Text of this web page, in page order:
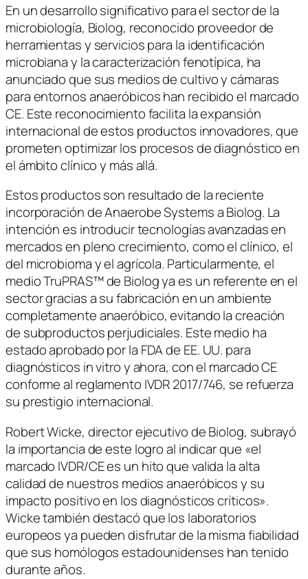
En un desarrollo significativo para el sector de la
microbiología, Biolog, reconocido proveedor de
herramientas y servicios para la identificación
microbiana y la caracterización fenotípica, ha
anunciado que sus medios de cultivo y cámaras
para entornos anaeróbicos han recibido el marcado
CE. Este reconocimiento facilita la expansión
internacional de estos productos innovadores, que
prometen optimizar los procesos de diagnóstico en
el ámbito clínico y más allá.
Estos productos son resultado de la reciente
incorporación de Anaerobe Systems a Biolog. La
intención es introducir tecnologías avanzadas en
mercados en pleno crecimiento, como el clínico, el
del microbioma y el agrícola. Particularmente, el
medio TruPRAS™ de Biolog ya es un referente en el
sector gracias a su fabricación en un ambiente
completamente anaeróbico, evitando la creación
de subproductos perjudiciales. Este medio ha
estado aprobado por la FDA de EE. UU. para
diagnósticos in vitro y ahora, con el marcado CE
conforme al reglamento IVDR 2017/746, se refuerza
su prestigio internacional.
Robert Wicke, director ejecutivo de Biolog, subrayó
la importancia de este logro al indicar que «el
marcado IVDR/CE es un hito que valida la alta
calidad de nuestros medios anaeróbicos y su
impacto positivo en los diagnósticos críticos».
Wicke también destacó que los laboratorios
europeos ya pueden disfrutar de la misma fiabilidad
que sus homólogos estadounidenses han tenido
durante años.